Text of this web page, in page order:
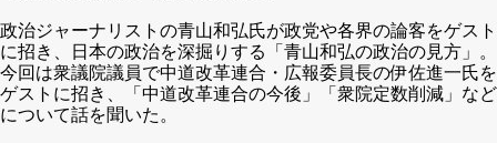
政治ジャーナリストの青山和弘氏が政党や各界の論客をゲスト
に招き、日本の政治を深掘りする「青山和弘の政治の見方」。
今回は衆議院議員で中道改革連合・広報委員長の伊佐進一氏を
ゲストに招き、「中道改革連合の今後」「衆院定数削減」など
について話を聞いた。